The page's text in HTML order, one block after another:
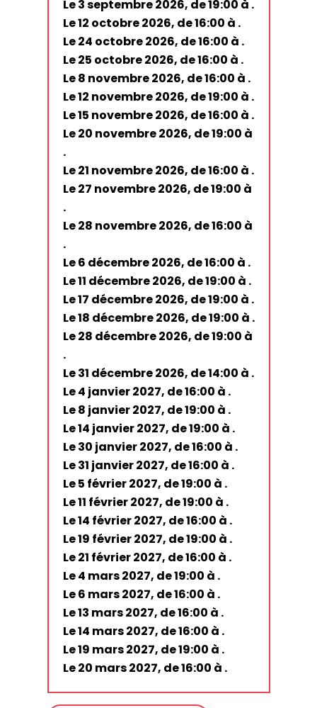
Le 3 septembre 2026, de 19:00 à .
Le 12 octobre 2026, de 16:00 à .
Le 24 octobre 2026, de 16:00 à .
Le 25 octobre 2026, de 16:00 à .
Le 8 novembre 2026, de 16:00 à .
Le 12 novembre 2026, de 19:00 à .
Le 15 novembre 2026, de 16:00 à .
Le 20 novembre 2026, de 19:00 à
.
Le 21 novembre 2026, de 16:00 à .
Le 27 novembre 2026, de 19:00 à
.
Le 28 novembre 2026, de 16:00 à
.
Le 6 décembre 2026, de 16:00 à .
Le 11 décembre 2026, de 19:00 à .
Le 17 décembre 2026, de 19:00 à .
Le 18 décembre 2026, de 19:00 à .
Le 28 décembre 2026, de 19:00 à
.
Le 31 décembre 2026, de 14:00 à .
Le 4 janvier 2027, de 16:00 à .
Le 8 janvier 2027, de 19:00 à .
Le 14 janvier 2027, de 19:00 à .
Le 30 janvier 2027, de 16:00 à .
Le 31 janvier 2027, de 16:00 à .
Le 5 février 2027, de 19:00 à .
Le 11 février 2027, de 19:00 à .
Le 14 février 2027, de 16:00 à .
Le 19 février 2027, de 19:00 à .
Le 21 février 2027, de 16:00 à .
Le 4 mars 2027, de 19:00 à .
Le 6 mars 2027, de 16:00 à .
Le 13 mars 2027, de 16:00 à .
Le 14 mars 2027, de 16:00 à .
Le 19 mars 2027, de 19:00 à .
Le 20 mars 2027, de 16:00 à .